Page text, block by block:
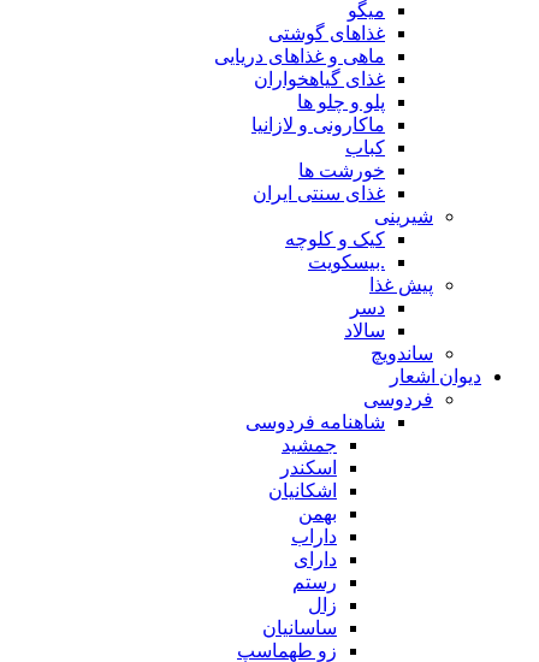
میگو
غذاهای گوشتی
ماهی و غذاهای دریایی
غذای گیاهخواران
پلو و چلو ها
ماکارونی و لازانیا
کباب
خورشت ها
غذای سنتی ایران
شیرینی
کیک و کلوچه
.بیسکویت
پیش غذا
دسر
سالاد
ساندویچ
دیوان اشعار
فردوسی
شاهنامه فردوسی
جمشید
اسکندر
اشکانیان
بهمن
داراب
دارای
رستم
زال
ساسانیان
زو طهماسپ‏